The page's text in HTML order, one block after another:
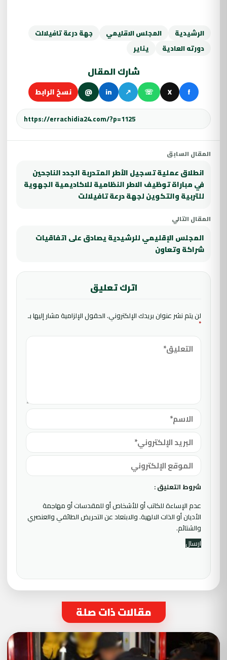
الرشيدية المجلس الاقليمي
جهة درعة تافيلالت
دورته العادية
يناير
شارك المقال
f
X
☏
↗
in
@ نسخ الرابط
المقال السابق
انطلاق عملية تسجيل الأطر المتدربة الجدد الناجحين
في مباراة توظيف الاطر النظامية للاكاديمية الجهوية
للتربية والتكوين لجهة درعة تافيلالت
المقال التالي
المجلس الإقليمي للرشيدية يصادق على اتفاقيات
شراكة وتعاون
اترك تعليق
لن يتم نشر عنوان بريدك الإلكتروني.الحقول الإلزامية مشار إليها بـ
*
شروط التعليق :
عدم الإساءة للكاتب أو للأشخاص أو للمقدسات أو مهاجمة
الأديان أو الذات الالهية. والابتعاد عن التحريض الطائفي والعنصري
والشتائم.
مقالات ذات صلة